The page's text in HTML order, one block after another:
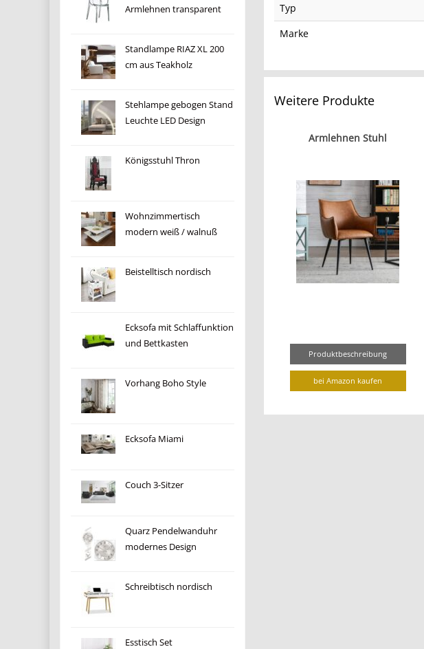
Armlehnen transparent
Standlampe RIAZ XL 200
cm aus Teakholz
Stehlampe gebogen Stand
Leuchte LED Design
Königsstuhl Thron
Wohnzimmertisch
modern weiß / walnuß
Beistelltisch nordisch
Ecksofa mit Schlaffunktion
und Bettkasten
Vorhang Boho Style
Ecksofa Miami
Couch 3-Sitzer
Quarz Pendelwanduhr
modernes Design
Schreibtisch nordisch
Esstisch Set
Typ
Marke
Weitere Produkte
Armlehnen Stuhl
Produktbeschreibung
bei Amazon kaufen